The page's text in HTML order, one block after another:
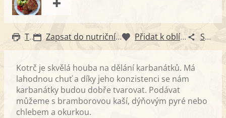
Tisk Zapsat do nutričního diáře Přidat k oblíbeným Sdílet
Kotrč je skvělá houba na dělání karbanátků. Má
lahodnou chuť a díky jeho konzistenci se nám
karbanátky budou dobře tvarovat. Podávat
můžeme s bramborovou kaší, dýňovým pyré nebo
chlebem a okurkou.